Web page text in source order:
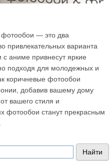
— это два
привлекательных варианта
аниме привнесут яркие
подходя для молодежных и
коричневые фотообои
добавив вашему дому
вашего стиля и
фотообои станут прекрасным